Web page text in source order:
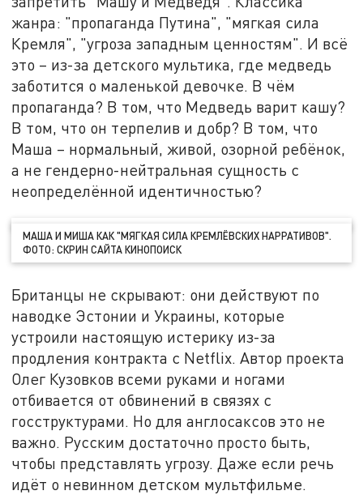
жанра: "пропаганда Путина", "мягкая сила
Кремля", "угроза западным ценностям". И всё
это – из-за детского мультика, где медведь
заботится о маленькой девочке. В чём
пропаганда? В том, что Медведь варит кашу?
В том, что он терпелив и добр? В том, что
Маша – нормальный, живой, озорной ребёнок,
а не гендерно-нейтральная сущность с
неопределённой идентичностью?
МАША И МИША КАК "МЯГКАЯ СИЛА КРЕМЛЁВСКИХ НАРРАТИВОВ".
ФОТО: СКРИН САЙТА КИНОПОИСК
Британцы не скрывают: они действуют по
наводке Эстонии и Украины, которые
устроили настоящую истерику из-за
продления контракта с Netflix. Автор проекта
Олег Кузовков всеми руками и ногами
отбивается от обвинений в связях с
госструктурами. Но для англосаксов это не
важно. Русским достаточно просто быть,
чтобы представлять угрозу. Даже если речь
идёт о невинном детском мультфильме.